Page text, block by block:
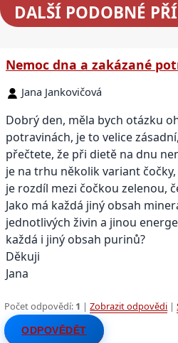
DALŠÍ PODOBNÉ
Nemoc dna a zakázané
Jana Jankovičová
Dobrý den, měla bych otázku
potravinách, je to velice
přečtete, že při dietě na dnu
je na trhu několik variant
je rozdíl mezi čočkou zelenou,
Jako má každá jiný obsah
jednotlivých živin a jinou
každá i jiný obsah purinů?
Děkuji
Jana
Počet odpovědí: 1 |Zobrazit odpovědi |
ODPOVĚDĚT